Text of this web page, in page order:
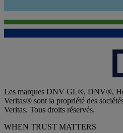
Les marques DNV GL®, DNV®,
Veritas® sont la propriété des
Veritas. Tous droits réservés.
WHEN TRUST MATTERS